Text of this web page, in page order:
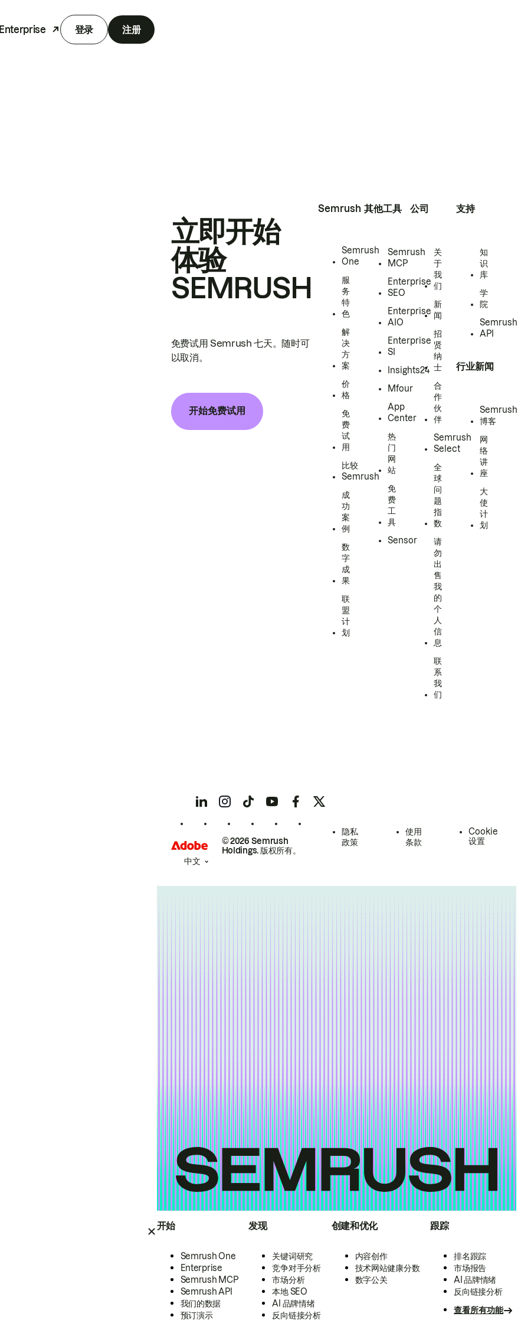
Enterprise 登录 注册
开始
Semrush One
Enterprise
Semrush MCP
Semrush API
我们的数据
预订演示
发现
关键词研究
竞争对手分析
市场分析
本地 SEO
AI 品牌情绪
反向链接分析
创建和优化
内容创作
技术网站健康分数
数字公关
跟踪
排名跟踪
市场报告
AI 品牌情绪
反向链接分析
查看所有功能
立即开始
体验
SEMRUSH
免费试用 Semrush 七天。随时可
以取消。
开始免费试用
Semrush
Semrush
One
服
务
特
色
解
决
方
案
价
格
免
费
试
用
比较
Semrush
成
功
案
例
数
字
成
果
联
盟
计
划
其他工具
Semrush
MCP
Enterprise
SEO
Enterprise
AIO
Enterprise
SI
Insights24
Mfour
App
Center
热
门
网
站
免
费
工
具
Sensor
公司
关
于
我
们
新
闻
招
贤
纳
士
合
作
伙
伴
Semrush
Select
全
球
问
题
指
数
请
勿
出
售
我
的
个
人
信
息
联
系
我
们
支持
知
识
库
学
院
Semrush
API
行业新闻
Semrush
博客
网
络
讲
座
大
使
计
划
© 2026 Semrush
Holdings. 版权所有。
隐私
政策
使用
条款
Cookie
设置
中文